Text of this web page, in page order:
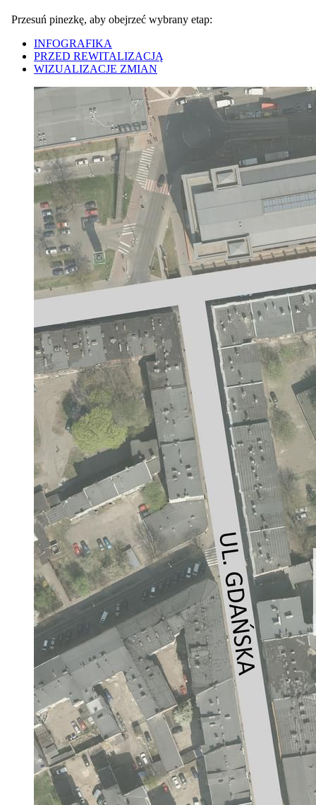
Przesuń pinezkę, aby obejrzeć wybrany etap:
INFOGRAFIKA
PRZED REWITALIZACJĄ
WIZUALIZACJE ZMIAN